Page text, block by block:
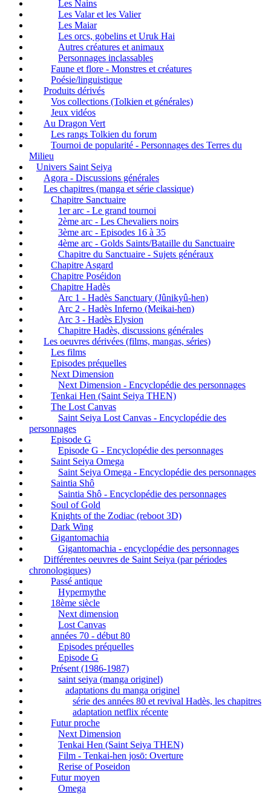
Les Nains
Les Valar et les Valier
Les Maiar
Les orcs, gobelins et Uruk Hai
Autres créatures et animaux
Personnages inclassables
Faune et flore - Monstres et créatures
Poésie/linguistique
Produits dérivés
Vos collections (Tolkien et générales)
Jeux vidéos
Au Dragon Vert
Les rangs Tolkien du forum
Tournoi de popularité - Personnages des Terres du
Milieu
Univers Saint Seiya
Agora - Discussions générales
Les chapitres (manga et série classique)
Chapitre Sanctuaire
1er arc - Le grand tournoi
2ème arc - Les Chevaliers noirs
3ème arc - Episodes 16 à 35
4ème arc - Golds Saints/Bataille du Sanctuaire
Chapitre du Sanctuaire - Sujets généraux
Chapitre Asgard
Chapitre Poséidon
Chapitre Hadès
Arc 1 - Hadès Sanctuary (Jûnikyû-hen)
Arc 2 - Hadès Inferno (Meikai-hen)
Arc 3 - Hadès Elysion
Chapitre Hadès, discussions générales
Les oeuvres dérivées (films, mangas, séries)
Les films
Episodes préquelles
Next Dimension
Next Dimension - Encyclopédie des personnages
Tenkai Hen (Saint Seiya THEN)
The Lost Canvas
Saint Seiya Lost Canvas - Encyclopédie des
personnages
Episode G
Episode G - Encyclopédie des personnages
Saint Seiya Omega
Saint Seiya Omega - Encyclopédie des personnages
Saintia Shô
Saintia Shô - Encyclopédie des personnages
Soul of Gold
Knights of the Zodiac (reboot 3D)
Dark Wing
Gigantomachia
Gigantomachia - encyclopédie des personnages
Différentes oeuvres de Saint Seiya (par périodes
chronologiques)
Passé antique
Hypermythe
18ème siècle
Next dimension
Lost Canvas
années 70 - début 80
Episodes préquelles
Episode G
Présent (1986-1987)
saint seiya (manga originel)
adaptations du manga originel
série des années 80 et revival Hadès, les chapitres
adaptation netflix récente
Futur proche
Next Dimension
Tenkai Hen (Saint Seiya THEN)
Film - Tenkai-hen josō: Overture
Rerise of Poseidon
Futur moyen
Omega